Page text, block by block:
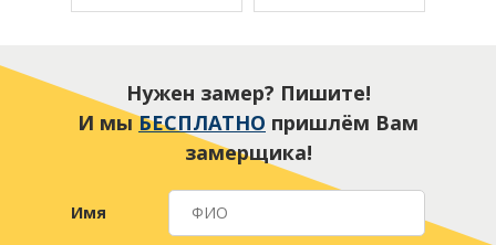
Нужен замер? Пишите!
И мыБЕСПЛАТНО пришлём Вам
замерщика!
Имя